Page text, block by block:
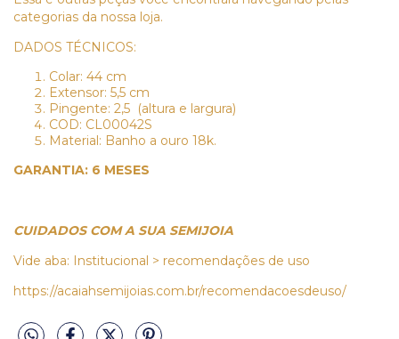
categorias da nossa loja.
DADOS TÉCNICOS:
Colar: 44 cm
Extensor: 5,5 cm
Pingente: 2,5 (altura e largura)
COD: CL00042S
Material: Banho a ouro 18k.
GARANTIA: 6 MESES
CUIDADOS COM A SUA SEMIJOIA
Vide aba: Institucional > recomendações de uso
https://acaiahsemijoias.com.br/recomendacoesdeuso/